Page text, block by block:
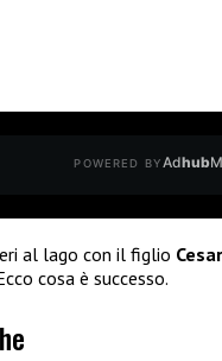
POWERED BYAdhub
al lago con il figlio
cosa è successo.